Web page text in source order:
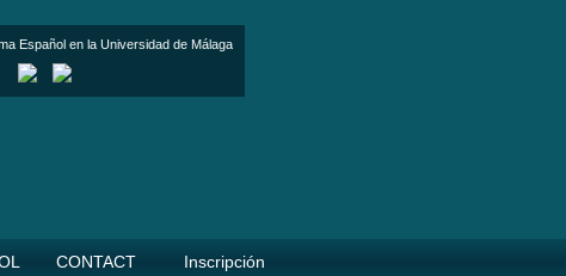
Español en la Universidad de Málaga
CONTACT Inscripción